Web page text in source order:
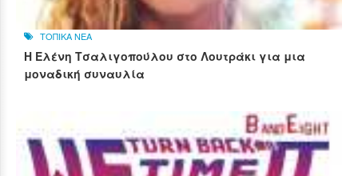
ΤΟΠΙΚΑ ΝΕΑ
Η Ελένη Τσαλιγοπούλου στο Λουτράκι για μια
μοναδική συναυλία